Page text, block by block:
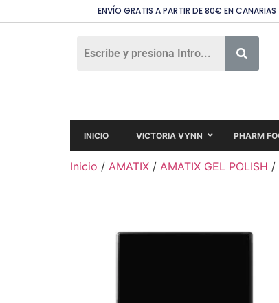
ENVÍO GRATIS A PARTIR DE 80€ EN CANARIAS
INICIO VICTORIA VYNN PHARM
Inicio / AMATIX / AMATIX GEL POLISH /